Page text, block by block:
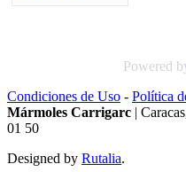
Powered
Condiciones de Uso - Política
Mármoles Carrigarc |
01 50
Designed by Rutalia.